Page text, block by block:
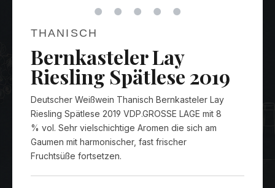
THANISCH
Bernkasteler Lay
Riesling Spätlese 2019
Deutscher Weißwein Thanisch Bernkasteler Lay
Riesling Spätlese 2019 VDP.GROSSE LAGE mit 8
% vol. Sehr vielschichtige Aromen die sich am
Gaumen mit harmonischer, fast frischer
Fruchtsüße fortsetzen.